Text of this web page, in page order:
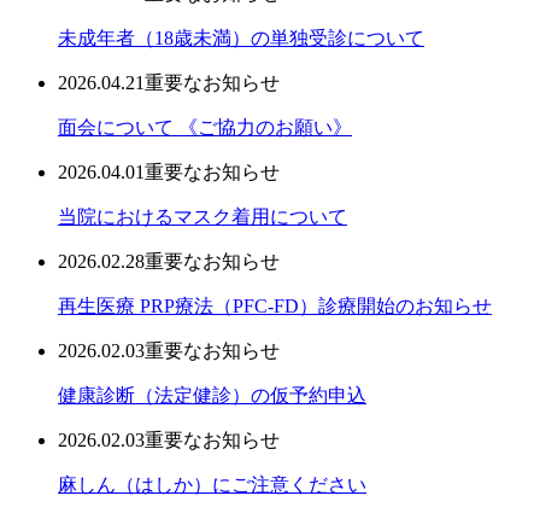
未成年者（18歳未満）の単独受診について
2026.04.21重要なお知らせ
面会について 《ご協力のお願い》
2026.04.01重要なお知らせ
当院におけるマスク着用について
2026.02.28重要なお知らせ
再生医療 PRP療法（PFC-FD）診療開始のお知らせ
2026.02.03重要なお知らせ
健康診断（法定健診）の仮予約申込
2026.02.03重要なお知らせ
麻しん（はしか）にご注意ください